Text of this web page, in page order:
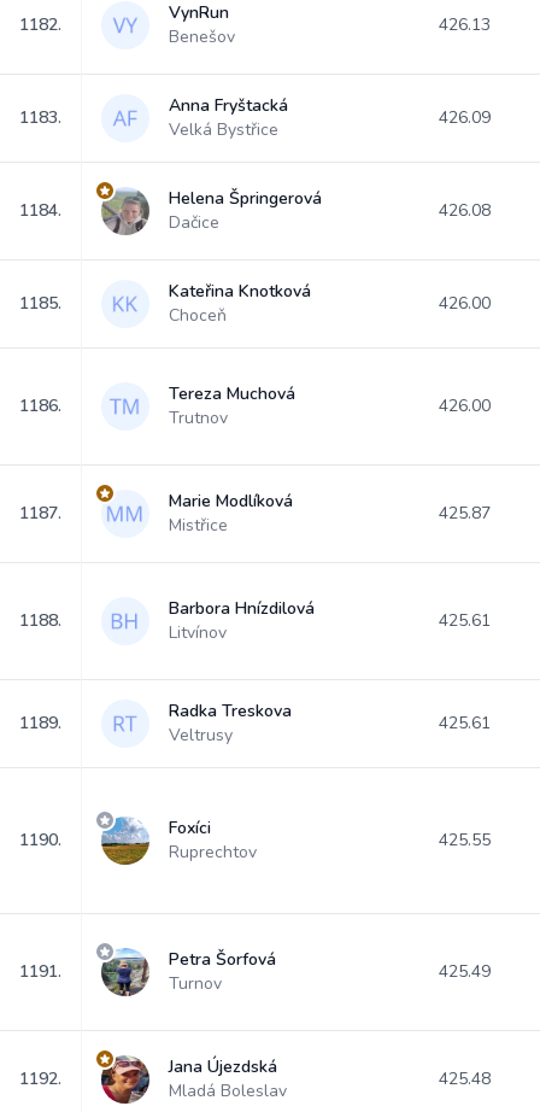
1182.
VynRun
Benešov
426.13
1183.
Anna Fryštacká
Velká Bystřice
426.09
1184.
Helena Špringerová
Dačice
426.08
1185.
Kateřina Knotková
Choceň
426.00
1186.
Tereza Muchová
Trutnov
426.00
1187.
Marie Modlíková
Mistřice
425.87
1188.
Barbora Hnízdilová
Litvínov
425.61
1189.
Radka Treskova
Veltrusy
425.61
1190.
Foxíci
Ruprechtov
425.55
1191.
Petra Šorfová
Turnov
425.49
1192.
Jana Újezdská
Mladá Boleslav
425.48